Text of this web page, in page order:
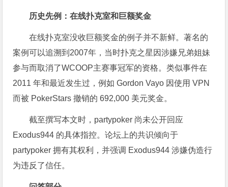
历史先例：在线扑克室和巨额奖金
在线扑克室没收巨额奖金的例子并不新鲜。著名的
案例可以追溯到2007年，当时扑克之星因涉嫌兄弟姐妹
参与而取消了WCOOP主赛事冠军的资格。类似事件在
2011 年和最近发生过，例如 Gordon Vayo 因使用 VPN
而被 PokerStars 撤销的 692,000 美元奖金。
截至撰写本文时，partypoker 尚未公开回应
Exodus944 的具体指控。论坛上的共识倾向于
partypoker 拥有其权利，并强调 Exodus944 涉嫌伪造行
为违反了信任。